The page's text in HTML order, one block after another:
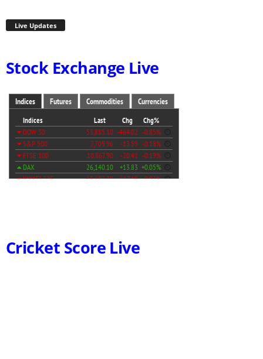
Live Updates
Stock Exchange Live
Cricket Score Live